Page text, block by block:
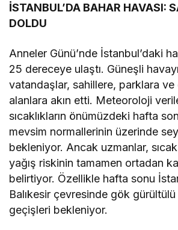
İSTANBUL’DA BAHAR HAVASI:
DOLDU
Anneler Günü’nde İstanbul’daki
25 dereceye ulaştı. Güneşli
vatandaşlar, sahillere, parklara ve
alanlara akın etti. Meteoroloji
sıcaklıkların önümüzdeki hafta
mevsim normallerinin üzerinde
bekleniyor. Ancak uzmanlar,
yağış riskinin tamamen ortadan
belirtiyor. Özellikle hafta sonu
Balıkesir çevresinde gök
geçişleri bekleniyor.